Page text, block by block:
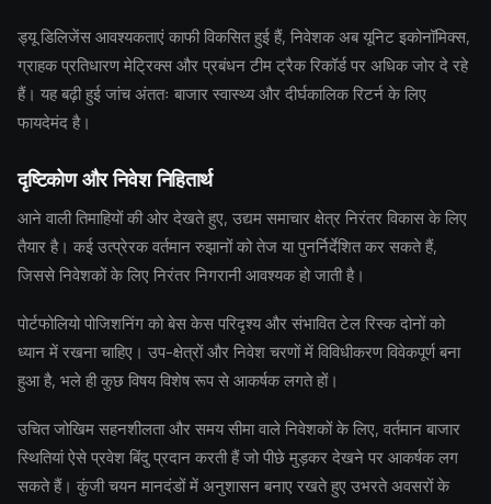
ड्यू डिलिजेंस आवश्यकताएं काफी विकसित हुई हैं, निवेशक अब यूनिट इकोनॉमिक्स,
ग्राहक प्रतिधारण मेट्रिक्स और प्रबंधन टीम ट्रैक रिकॉर्ड पर अधिक जोर दे रहे
हैं। यह बढ़ी हुई जांच अंततः बाजार स्वास्थ्य और दीर्घकालिक रिटर्न के लिए
फायदेमंद है।
दृष्टिकोण और निवेश निहितार्थ
आने वाली तिमाहियों की ओर देखते हुए, उद्यम समाचार क्षेत्र निरंतर विकास के लिए
तैयार है। कई उत्प्रेरक वर्तमान रुझानों को तेज या पुनर्निर्देशित कर सकते हैं,
जिससे निवेशकों के लिए निरंतर निगरानी आवश्यक हो जाती है।
पोर्टफोलियो पोजिशनिंग को बेस केस परिदृश्य और संभावित टेल रिस्क दोनों को
ध्यान में रखना चाहिए। उप-क्षेत्रों और निवेश चरणों में विविधीकरण विवेकपूर्ण बना
हुआ है, भले ही कुछ विषय विशेष रूप से आकर्षक लगते हों।
उचित जोखिम सहनशीलता और समय सीमा वाले निवेशकों के लिए, वर्तमान बाजार
स्थितियां ऐसे प्रवेश बिंदु प्रदान करती हैं जो पीछे मुड़कर देखने पर आकर्षक लग
सकते हैं। कुंजी चयन मानदंडों में अनुशासन बनाए रखते हुए उभरते अवसरों के